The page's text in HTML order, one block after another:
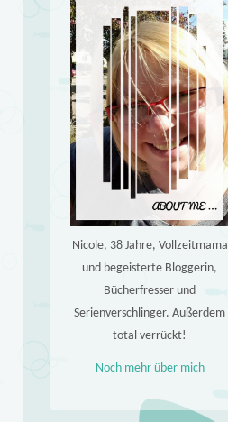
Nicole, 38 Jahre, Vollzeitmama
und begeisterte Bloggerin,
Bücherfresser und
Serienverschlinger. Außerdem
total verrückt!
Noch mehr über mich